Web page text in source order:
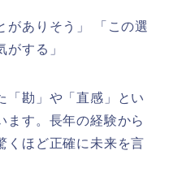
がありそう」 「この選
する」
「勘」や「直感」とい
ます。長年の経験から
くほど正確に未来を言